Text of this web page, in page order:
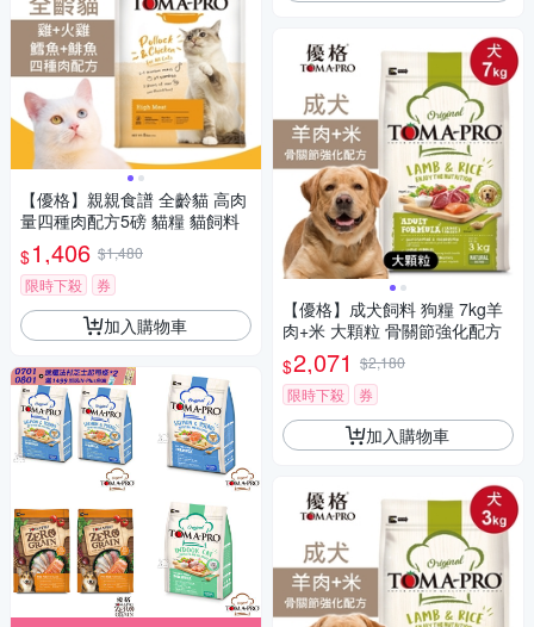
【優格】親親食譜 全齡貓 高肉
量四種肉配方5磅 貓糧 貓飼料
$1,406 $1,480
限時下殺
券
加入購物車
【優格】成犬飼料 狗糧 7kg羊
肉+米 大顆粒 骨關節強化配方
$2,071 $2,180
限時下殺
券
加入購物車